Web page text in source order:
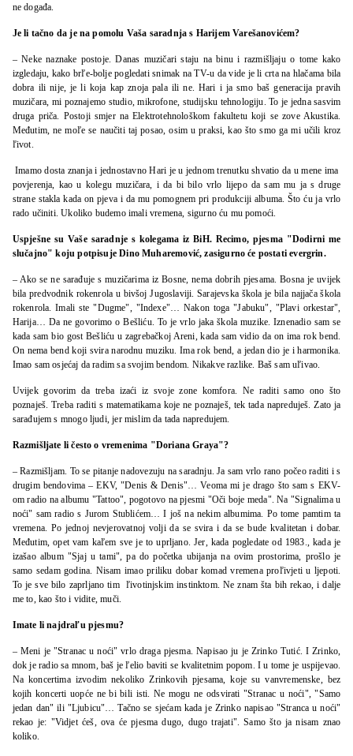
ne događa.
Je li tačno da je na pomolu Vaša saradnja s Harijem Varešanovićem?
– Neke naznake postoje. Danas muzičari staju na binu i razmišljaju o tome kako
izgledaju, kako brľe-bolje pogledati snimak na TV-u da vide je li crta na hlačama bila
dobra ili nije, je li koja kap znoja pala ili ne. Hari i ja smo baš generacija pravih
muzičara, mi poznajemo studio, mikrofone, studijsku tehnologiju. To je jedna sasvim
druga priča. Postoji smjer na Elektrotehnološkom fakultetu koji se zove Akustika.
Međutim, ne moľe se naučiti taj posao, osim u praksi, kao što smo ga mi učili kroz
ľivot.
Imamo dosta znanja i jednostavno Hari je u jednom trenutku shvatio da u mene ima
povjerenja, kao u kolegu muzičara, i da bi bilo vrlo lijepo da sam mu ja s druge
strane stakla kada on pjeva i da mu pomognem pri produkciji albuma. Što ću ja vrlo
rado učiniti. Ukoliko budemo imali vremena, sigurno ću mu pomoći.
Uspješne su Vaše saradnje s kolegama iz BiH. Recimo, pjesma "Dodirni me
slučajno" koju potpisuje Dino Muharemović, zasigurno će postati evergrin.
– Ako se ne sarađuje s muzičarima iz Bosne, nema dobrih pjesama. Bosna je uvijek
bila predvodnik rokenrola u bivšoj Jugoslaviji. Sarajevska škola je bila najjača škola
rokenrola. Imali ste "Dugme", "Indexe"… Nakon toga "Jabuku", "Plavi orkestar",
Harija… Da ne govorimo o Bešliću. To je vrlo jaka škola muzike. Iznenadio sam se
kada sam bio gost Bešliću u zagrebačkoj Areni, kada sam vidio da on ima rok bend.
On nema bend koji svira narodnu muziku. Ima rok bend, a jedan dio je i harmonika.
Imao sam osjećaj da radim sa svojim bendom. Nikakve razlike. Baš sam uľivao.
Uvijek govorim da treba izaći iz svoje zone komfora. Ne raditi samo ono što
poznaješ. Treba raditi s matematikama koje ne poznaješ, tek tada napreduješ. Zato ja
sarađujem s mnogo ljudi, jer mislim da tada napredujem.
Razmišljate li često o vremenima "Doriana Graya"?
– Razmišljam. To se pitanje nadovezuju na saradnju. Ja sam vrlo rano počeo raditi i s
drugim bendovima – EKV, "Denis & Denis"… Veoma mi je drago što sam s EKV-
om radio na albumu "Tattoo", pogotovo na pjesmi "Oči boje meda". Na "Signalima u
noći" sam radio s Jurom Stublićem… I još na nekim albumima. Po tome pamtim ta
vremena. Po jednoj nevjerovatnoj volji da se svira i da se bude kvalitetan i dobar.
Međutim, opet vam kaľem sve je to uprljano. Jer, kada pogledate od 1983., kada je
izašao album "Sjaj u tami", pa do početka ubijanja na ovim prostorima, prošlo je
samo sedam godina. Nisam imao priliku dobar komad vremena proľivjeti u ljepoti.
To je sve bilo zaprljano tim ľivotinjskim instinktom. Ne znam šta bih rekao, i dalje
me to, kao što i vidite, muči.
Imate li najdraľu pjesmu?
– Meni je "Stranac u noći" vrlo draga pjesma. Napisao ju je Zrinko Tutić. I Zrinko,
dok je radio sa mnom, baš je ľelio baviti se kvalitetnim popom. I u tome je uspijevao.
Na koncertima izvodim nekoliko Zrinkovih pjesama, koje su vanvremenske, bez
kojih koncerti uopće ne bi bili isti. Ne mogu ne odsvirati "Stranac u noći", "Samo
jedan dan" ili "Ljubicu"… Tačno se sjećam kada je Zrinko napisao "Stranca u noći"
rekao je: "Vidjet ćeš, ova će pjesma dugo, dugo trajati". Samo što ja nisam znao
koliko.